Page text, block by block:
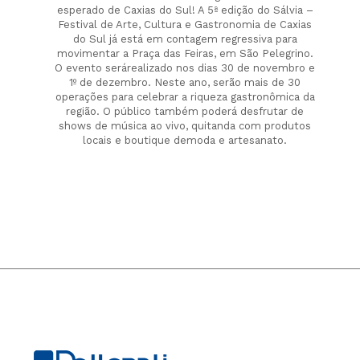
esperado de Caxias do Sul! A 5ª edição do Sálvia –
Festival de Arte, Cultura e Gastronomia de Caxias
do Sul já está em contagem regressiva para
movimentar a Praça das Feiras, em São Pelegrino.
O evento serárealizado nos dias 30 de novembro e
1º de dezembro. Neste ano, serão mais de 30
operações para celebrar a riqueza gastronômica da
região. O público também poderá desfrutar de
shows de música ao vivo, quitanda com produtos
locais e boutique demoda e artesanato.